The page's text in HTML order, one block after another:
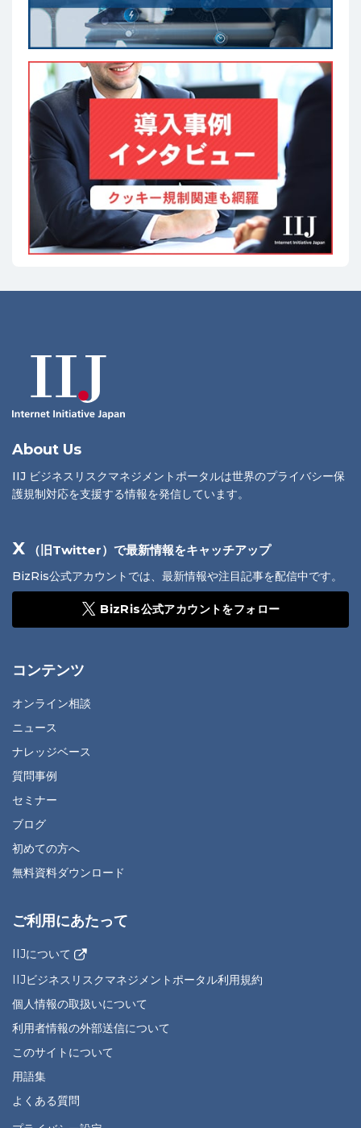
About Us
IIJ ビジネスリスクマネジメントポータルは世界のプライバシー保
護規制対応を支援する情報を発信しています。
X （旧Twitter）で最新情報をキャッチアップ
BizRis公式アカウントでは、最新情報や注目記事を配信中です。
BizRis公式アカウントをフォロー
コンテンツ
オンライン相談
ニュース
ナレッジベース
質問事例
セミナー
ブログ
初めての方へ
無料資料ダウンロード
ご利用にあたって
IIJについて
IIJビジネスリスクマネジメントポータル利用規約
個人情報の取扱いについて
利用者情報の外部送信について
このサイトについて
用語集
よくある質問